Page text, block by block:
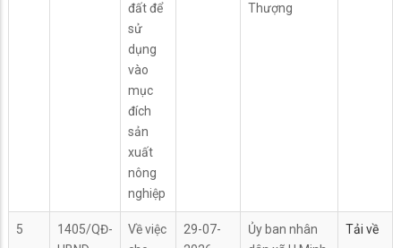
đất để
sử
dụng
vào
mục
đích
sản
xuất
nông
nghiệp
Thượng
5
1405/QĐ-
Về việc
29-07-
Ủy ban nhân
Tải về